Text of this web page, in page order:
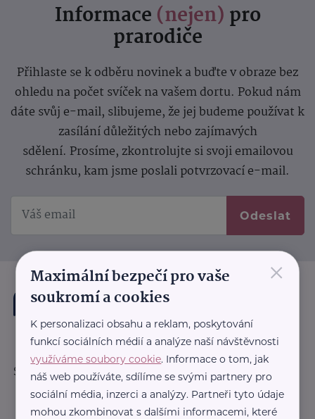
Informace (nejen) pro
prarodiče
Přihlaste se k odběru novinek a buďte v obraze bez
ohledu na počet svíček na vašem dortu. Pokud nám
dáte svůj e-mail, slibujeme, že jej budeme používat k
zasílání důležitých nebo zajímavých
sdělení. Prosíme, zkontrolujte si svoji emailovou
schránku, kam jsme poslali potvrzovací e-mail.
Odeslat
Sledujte nás:
×
Maximální bezpečí pro vaše
soukromí a cookies
K personalizaci obsahu a reklam, poskytování
funkcí sociálních médií a analýze naší návštěvnosti
využíváme soubory cookie. Informace o tom, jak
náš web používáte, sdílíme se svými partnery pro
sociální média, inzerci a analýzy. Partneři tyto údaje
mohou zkombinovat s dalšími informacemi, které